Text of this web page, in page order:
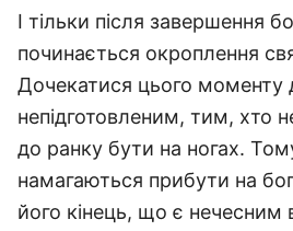
І тільки після завершення
починається окроплення
Дочекатися цього моменту
непідготовленим, тим, хто
до ранку бути на ногах.
намагаються прибути на
його кінець, що є нечесним